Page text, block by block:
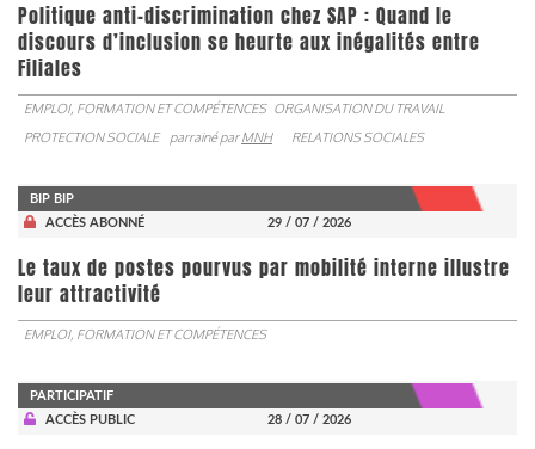
Politique anti-discrimination chez SAP : Quand le
discours d’inclusion se heurte aux inégalités entre
Filiales
EMPLOI, FORMATION ET COMPÉTENCES ORGANISATION DU TRAVAIL
PROTECTION SOCIALE
parrainé parMNH RELATIONS SOCIALES
BIP BIP
ACCÈS ABONNÉ
29 / 07 / 2026
Le taux de postes pourvus par mobilité interne illustre
leur attractivité
EMPLOI, FORMATION ET COMPÉTENCES
PARTICIPATIF
ACCÈS PUBLIC
28 / 07 / 2026